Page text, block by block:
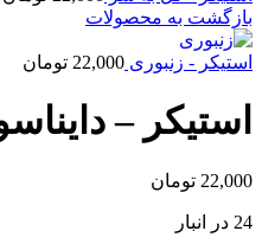
بازگشت به محصولات
استیکر - زنبوری 22,000 تومان
استیکر –
22,000 تومان
24 در انبار